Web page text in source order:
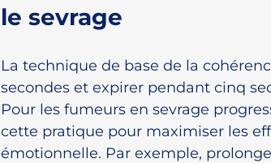
le sevrage
La technique de base de la
secondes et expirer pendant cinq
Pour les fumeurs en sevrage
cette pratique pour maximiser les
émotionnelle. Par exemple,